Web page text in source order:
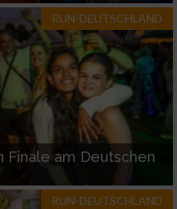
RUN-DEUTSCHLAND
Finale am Deutschen
RUN-DEUTSCHLAND